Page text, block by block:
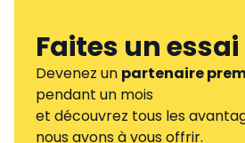
Faites un essai
Devenez un partenaire
pendant un mois
et découvrez tous les
nous avons à vous offrir.